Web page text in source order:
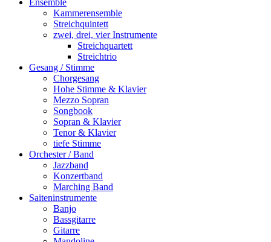
Kammerensemble
Streichquintett
zwei, drei, vier Instrumente
Streichquartett
Streichtrio
Gesang / Stimme
Chorgesang
Hohe Stimme & Klavier
Mezzo Sopran
Songbook
Sopran & Klavier
Tenor & Klavier
tiefe Stimme
Orchester / Band
Jazzband
Konzertband
Marching Band
Saiteninstrumente
Banjo
Bassgitarre
Gitarre